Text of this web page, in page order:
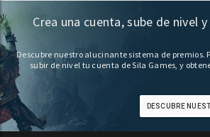
Crea una cuenta, sube de nivel
Descubre nuestro alucinante sistema de premios.
subir de nivel tu cuenta de Sila Games, y
DESCUBRE